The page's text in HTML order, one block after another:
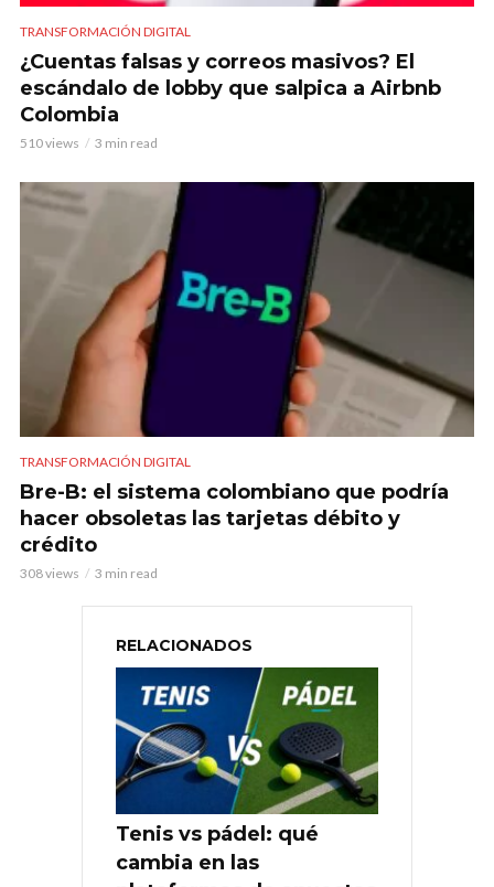
TRANSFORMACIÓN DIGITAL
¿Cuentas falsas y correos masivos? El
escándalo de lobby que salpica a Airbnb
Colombia
510 views 3 min read
TRANSFORMACIÓN DIGITAL
Bre-B: el sistema colombiano que podría
hacer obsoletas las tarjetas débito y
crédito
308 views 3 min read
RELACIONADOS
Tenis vs pádel: qué
cambia en las